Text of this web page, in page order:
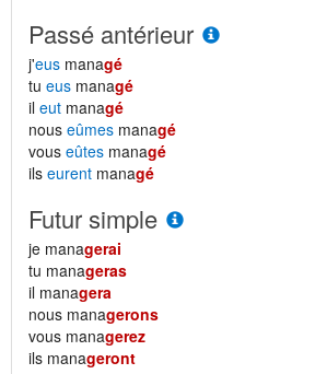
Passé antérieur
j'eus managé
tu eus managé
il eut managé
nous eûmes managé
vous eûtes managé
ils eurent managé
Futur simple
je managerai
tu manageras
il managera
nous managerons
vous managerez
ils manageront